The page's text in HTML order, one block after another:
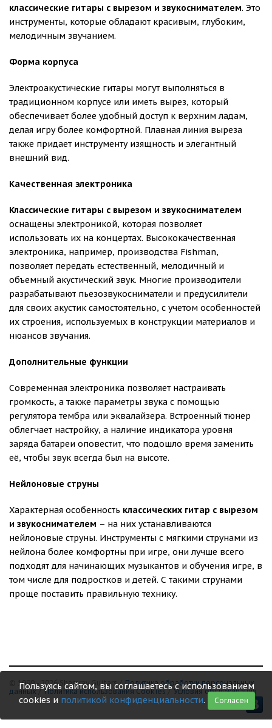
классические гитары с вырезом и звукоснимателем. Это
инструменты, которые обладают красивым, глубоким,
мелодичным звучанием.
Форма корпуса
Электроакустические гитары могут выполняться в
традиционном корпусе или иметь вырез, который
обеспечивает более удобный доступ к верхним ладам,
делая игру более комфортной. Плавная линия выреза
также придает инструменту изящность и элегантный
внешний вид.
Качественная электроника
Классические гитары с вырезом и звукоснимателем
оснащены электроникой, которая позволяет
использовать их на концертах. Высококачественная
электроника, например, производства Fishman,
позволяет передать естественный, мелодичный и
объемный акустический звук. Многие производители
разрабатывают пьезозвукосниматели и предусилители
для своих акустик самостоятельно, с учетом особенностей
их строения, используемых в конструкции материалов и
нюансов звучания.
Дополнительные функции
Современная электроника позволяет настраивать
громкость, а также параметры звука с помощью
регулятора тембра или эквалайзера. Встроенный тюнер
облегчает настройку, а наличие индикатора уровня
заряда батареи оповестит, что подошло время заменить
её, чтобы звук всегда был на высоте.
Нейлоновые струны
Характерная особенность классических гитар с вырезом
и звукоснимателем – на них устанавливаются
нейлоновые струны. Инструменты с мягкими струнами из
нейлона более комфортны при игре, они лучше всего
подходят для начинающих музыкантов и обучения игре, в
том числе для подростков и детей. С такими струнами
проще поставить правильную технику.
© 1999 - 2026 Shamray Guitars / Политика обработки персональных
данных/ Политика использования Сookies/ Условия обслуживания
Пользуясь сайтом, вы соглашаетесь с использованием
cookies и политикой конфиденциальности. Согласен